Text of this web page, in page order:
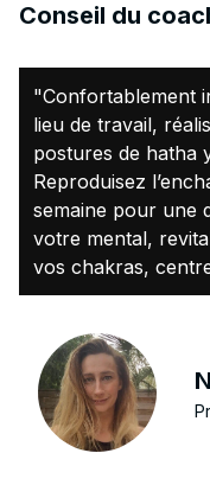
Conseil du
"Confortablement
lieu de travail,
postures de hatha
Reproduisez
semaine pour une
votre mental,
vos chakras,